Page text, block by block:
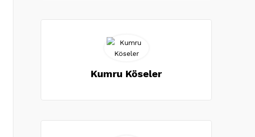
Kumru Köseler